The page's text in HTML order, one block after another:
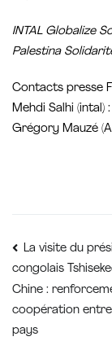
INTAL Globalize
Palestina
Contacts presse
Mehdi Salhi (intal)
Grégory Mauzé
de
La visite du
congolais
Chine :
coopération
pays